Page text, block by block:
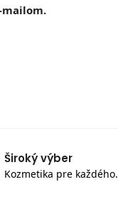
mailom.
Široký výber
Kozmetika pre každého.